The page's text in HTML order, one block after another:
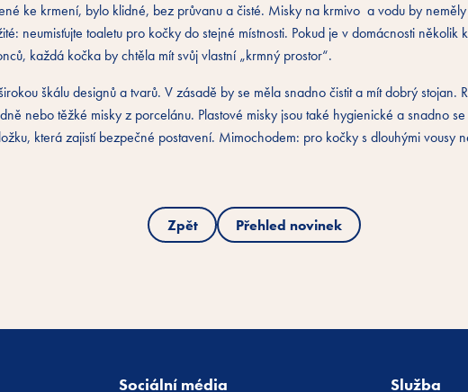
ke krmení, bylo klidné, bez průvanu a čisté. Misky na krmivo a vodu by
neumisťujte toaletu pro kočky do stejné místnosti. Pokud je v domácnosti několik
každá kočka by chtěla mít svůj vlastní „krmný prostor“.
škálu designů a tvarů. V zásadě by se měla snadno čistit a mít dobrý stojan.
nebo těžké misky z porcelánu. Plastové misky jsou také hygienické a snadno
která zajistí bezpečné postavení. Mimochodem: pro kočky s dlouhými vousy
Zpět Přehled novinek
Sociální média Služba